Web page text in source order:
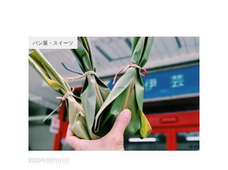
2020年09月01日
パン屋・スイーツ